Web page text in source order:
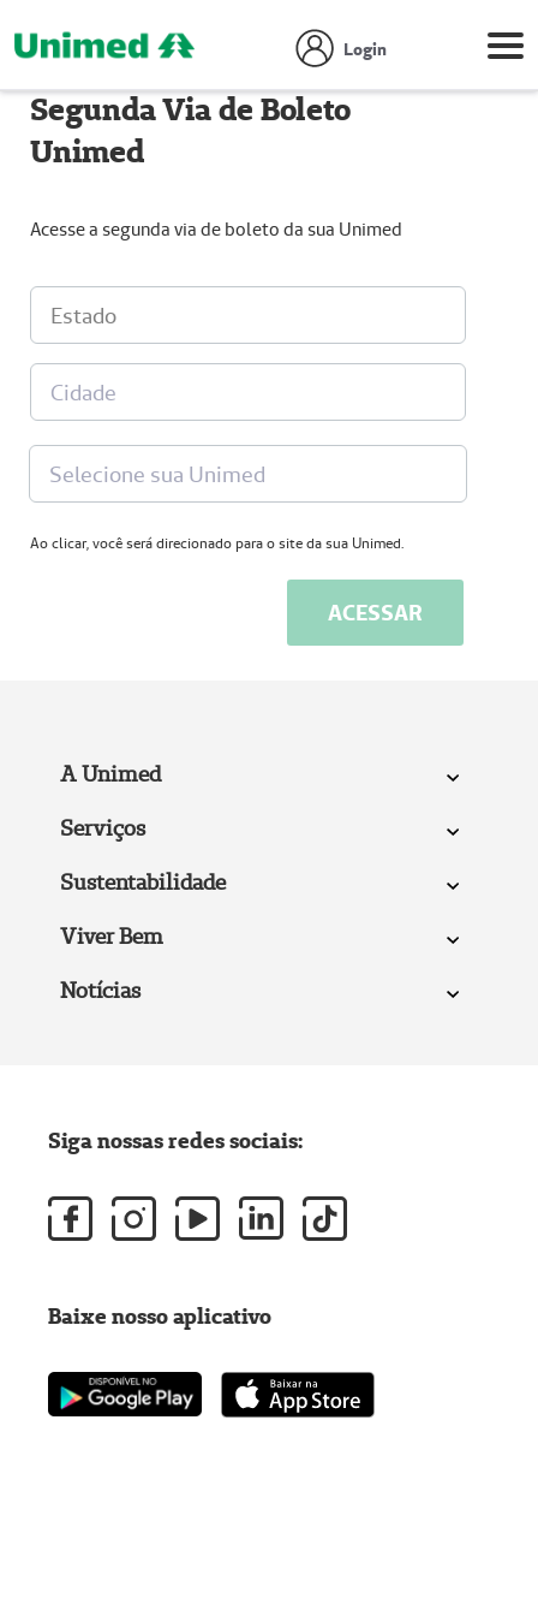
Login
Segunda Via de Boleto
Unimed
Acesse a segunda via de boleto da sua Unimed
Ao clicar, você será direcionado para o site da sua Unimed.
ACESSAR
A Unimed
Serviços
Sustentabilidade
Viver Bem
Notícias
Siga nossas redes sociais:
Baixe nosso aplicativo